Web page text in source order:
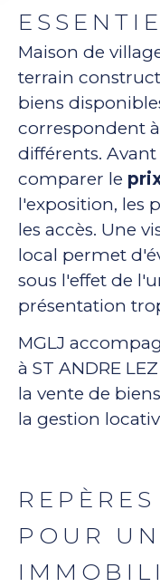
Maison de
terrain
biens
correspondent
différents.
comparer le
l'exposition, les
les accès. Une
local permet
sous l'effet de
présentation
MGLJ
à ST ANDRE
la vente de
la gestion
POUR